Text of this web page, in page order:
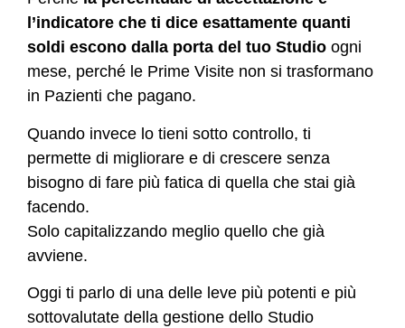
l’indicatore che ti dice esattamente quanti
soldi escono dalla porta del tuo Studio ogni
mese, perché le Prime Visite non si trasformano
in Pazienti che pagano.
Quando invece lo tieni sotto controllo, ti
permette di migliorare e di crescere senza
bisogno di fare più fatica di quella che stai già
facendo.
Solo capitalizzando meglio quello che già
avviene.
Oggi ti parlo di una delle leve più potenti e più
sottovalutate della gestione dello Studio